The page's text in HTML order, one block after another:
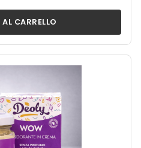
CARRELLO